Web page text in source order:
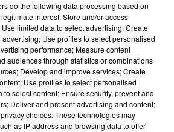
16 sec)
do the following data processing based on
interest: Store and/or access
limited data to select advertising; Create
Use profiles to select personalised
performance; Measure content
audiences through statistics or combinations
Develop and improve services; Create
Use profiles to select personalised
to select content; Ensure security, prevent and
Deliver and present advertising and content;
choices. These technologies may
as IP address and browsing data to offer